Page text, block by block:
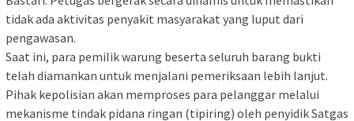
tidak ada aktivitas penyakit masyarakat yang luput dari
pengawasan.
Saat ini, para pemilik warung beserta seluruh barang bukti
telah diamankan untuk menjalani pemeriksaan lebih lanjut.
Pihak kepolisian akan memproses para pelanggar melalui
mekanisme tindak pidana ringan (tipiring) oleh penyidik Satgas